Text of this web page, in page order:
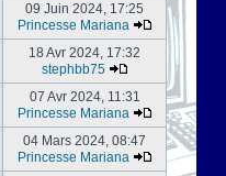
09 Juin 2024, 17:25
Princesse Mariana
18 Avr 2024, 17:32
stephbb75
07 Avr 2024, 11:31
Princesse Mariana
04 Mars 2024, 08:47
Princesse Mariana